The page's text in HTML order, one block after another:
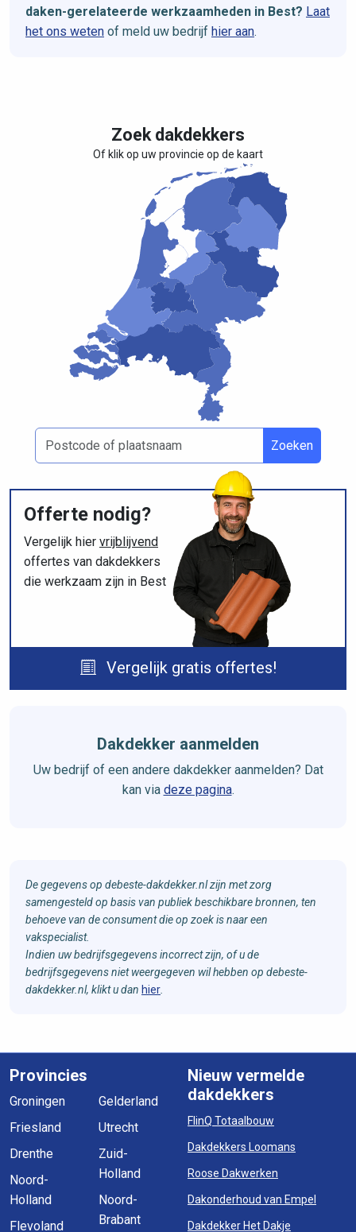
daken-gerelateerde werkzaamheden in Best? Laat
het ons weten of meld uw bedrijf hier aan.
Zoek dakdekkers
Of klik op uw provincie op de kaart
Zoeken
Offerte nodig?
Vergelijk hier vrijblijvend
offertes van dakdekkers
die werkzaam zijn in Best
Vergelijk gratis offertes!
Dakdekker aanmelden
Uw bedrijf of een andere dakdekker aanmelden? Dat
kan via deze pagina.
De gegevens op debeste-dakdekker.nl zijn met zorg
samengesteld op basis van publiek beschikbare bronnen, ten
behoeve van de consument die op zoek is naar een
vakspecialist.
Indien uw bedrijfsgegevens incorrect zijn, of u de
bedrijfsgegevens niet weergegeven wil hebben op debeste-
dakdekker.nl, klikt u dan hier
Provincies
Groningen
Friesland
Drenthe
Noord-
Holland
Flevoland
Gelderland
Utrecht
Zuid-
Holland
Noord-
Brabant
Nieuw vermelde
dakdekkers
FlinQ Totaalbouw
Dakdekkers Loomans
Roose Dakwerken
Dakonderhoud van Empel
Dakdekker Het Dakje